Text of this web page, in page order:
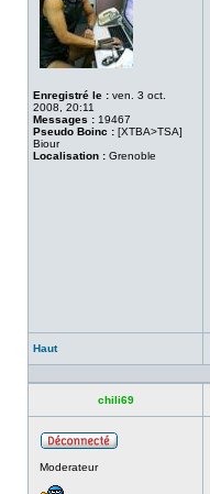
Enregistré le : ven. 3 oct.
2008, 20:11
Messages : 19467
Pseudo Boinc : [XTBA>TSA]
Biour
Localisation : Grenoble
Haut
chili69
Moderateur